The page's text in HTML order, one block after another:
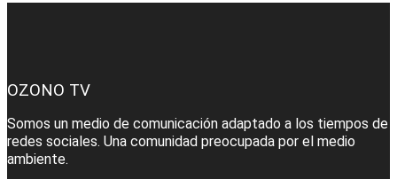
OZONO TV
Somos un medio de comunicación adaptado a los tiempos de
redes sociales. Una comunidad preocupada por el medio
ambiente.